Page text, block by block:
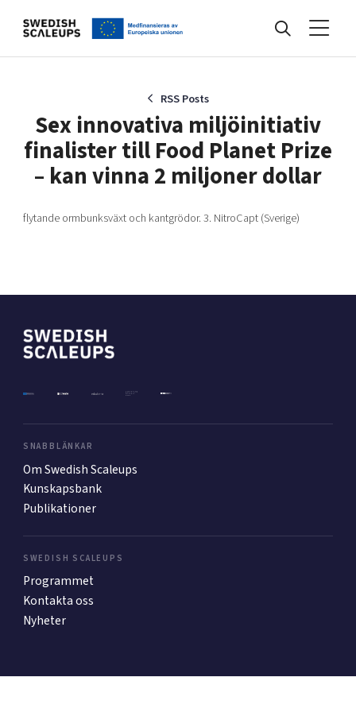
Events
Kunskapsbank
Internationalisering
Mer
Ansök till Swedish Scaleups
RSS Posts
Sex innovativa miljöinitiativ
finalister till Food Planet Prize
– kan vinna 2 miljoner dollar
flytande ormbunksväxt och kantgrödor. 3. NitroCapt (Sverige)
SNABBLÄNKAR
Om Swedish Scaleups
Kunskapsbank
Publikationer
SWEDISH SCALEUPS
Programmet
Kontakta oss
Nyheter